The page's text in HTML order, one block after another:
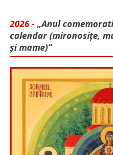
2026 - „Anul
calendar (mironosițe,
și mame)”